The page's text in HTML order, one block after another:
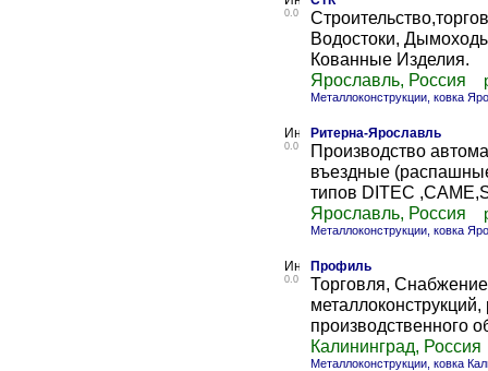
0.0
Водостоки,
Кованные Изделия.
Ярославль, Россия
Металлоконструкции, ковка
0.0
Ритерна-Ярославль
Производство
въездные
типов DITEC
Ярославль, Россия
Металлоконструкции, ковка
0.0
Профиль
Торговля,
производственного
Калининград, Россия
Металлоконструкции, ковка